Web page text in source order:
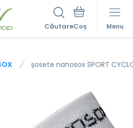
Căutare Menu
șosete nanosox SPORT